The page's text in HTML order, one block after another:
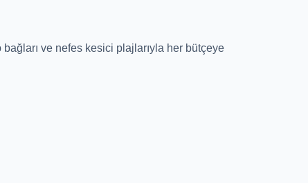
ve nefes kesici plajlarıyla her bütçeye